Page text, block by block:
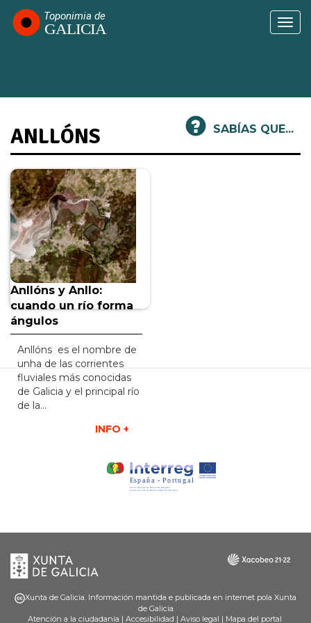
Pasar
contenido
SABÍAS QUE...
ANLLÓNS
Anllóns y Anllo:
cuando un río forma
ángulos
Anllóns es el nombre de
unha de las corrientes
fluviales más conocidas
de Galicia y el principal río
de la...
INFO +
Xunta
de
Galicia
Galicia
Xunta de Galicia. Información mantida e publicada en internet pola Xunta
de Galicia
Atención a la ciudadanía | Accesibilidad | Aviso legal | Mapa del portal